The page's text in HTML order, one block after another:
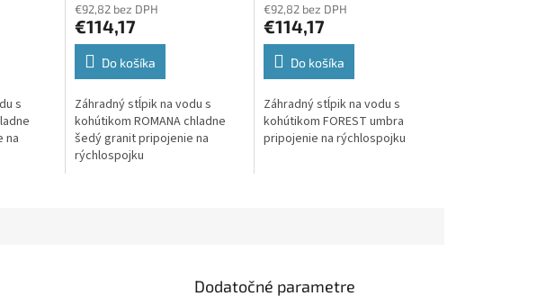
s
na
€92,82 bez DPH
€114,17
Do košíka
Záhradný stĺpik na vodu s
kohútikom ROMANA chladne
šedý granit pripojenie na
rýchlospojku
€92,82 bez DPH
€114,17
Do košíka
Záhradný stĺpik na vodu s
kohútikom FOREST umbra
pripojenie na rýchlospojku
Dodatočné parametre